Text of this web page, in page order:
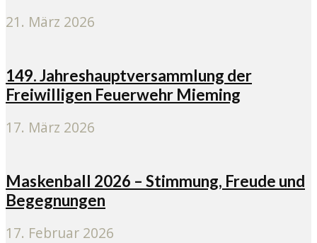
21. März 2026
149. Jahreshauptversammlung der
Freiwilligen Feuerwehr Mieming
17. März 2026
Maskenball 2026 – Stimmung, Freude und
Begegnungen
17. Februar 2026